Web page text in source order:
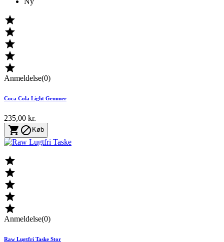





Anmeldelse(0)
Coca Cola Light Gemmer
235,00 kr.
  Køb





Anmeldelse(0)
Raw Lugtfri Taske Stor